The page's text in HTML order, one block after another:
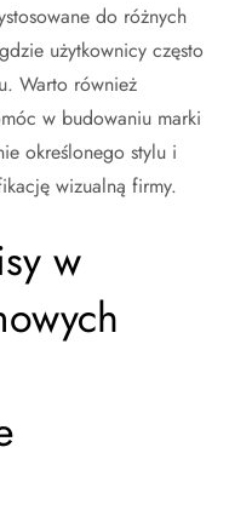
do różnych
użytkownicy często
Warto również
w budowaniu marki
określonego stylu i
wizualną firmy.
w